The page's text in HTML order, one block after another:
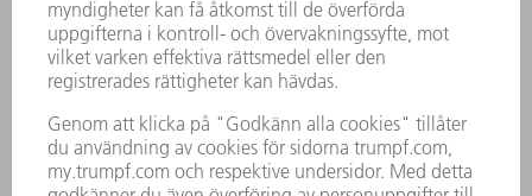
KARRIÄR
LEDIGA TJÄNSTER
FÖRETAGSPROFIL
STYRELSE
FÖRETAGSPRINCIPER
ÖVERENSSTÄMMELSE
RÅDGIVARSYSTEM